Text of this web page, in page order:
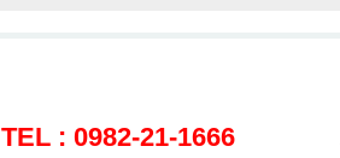
TEL : 0982-21-1666